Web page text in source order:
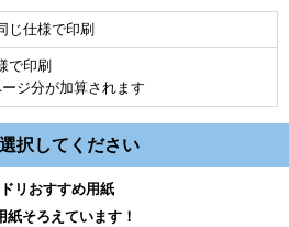
じ仕様で印刷
で印刷
ジ分が加算されます
択してください
リおすすめ用紙
紙そろえています！